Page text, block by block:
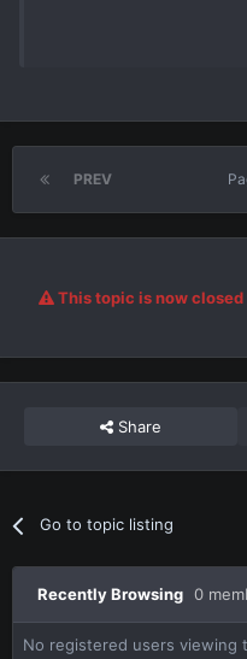
PREV
This topic is now
Share
Go to topic listing
Recently Browsing 0
No registered users viewing